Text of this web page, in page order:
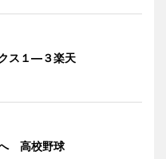
ス１―３楽天
高校野球